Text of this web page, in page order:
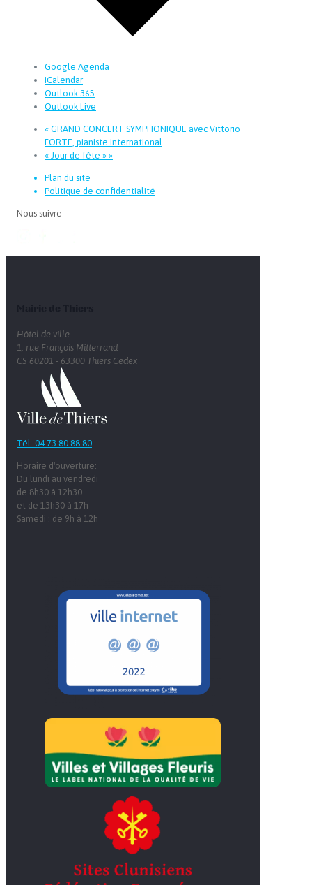
Google Agenda
iCalendar
Outlook 365
Outlook Live
« GRAND CONCERT SYMPHONIQUE avec Vittorio
FORTE, pianiste international
« Jour de fête » »
Plan du site
Politique de confidentialité
Nous suivre
Hôtel de ville
1, rue François Mitterrand
CS 60201 - 63300 Thiers Cedex
Tél. 04 73 80 88 80
Horaire d'ouverture:
Du lundi au vendredi
de 8h30 à 12h30
et de 13h30 à 17h
Samedi : de 9h à 12h